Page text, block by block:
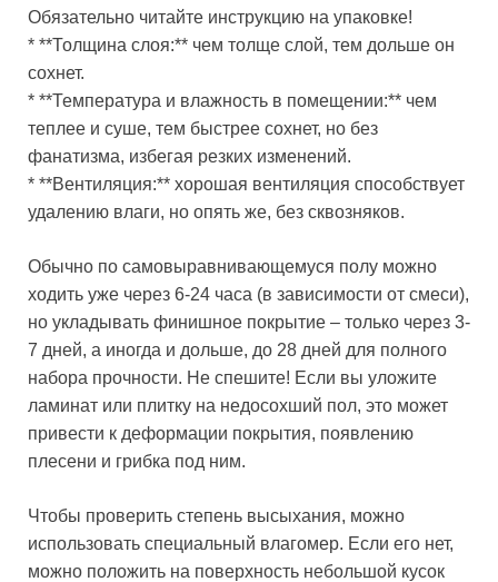
Обязательно читайте инструкцию на упаковке!
* **Толщина слоя:** чем толще слой, тем дольше он
сохнет.
* **Температура и влажность в помещении:** чем
теплее и суше, тем быстрее сохнет, но без
фанатизма, избегая резких изменений.
* **Вентиляция:** хорошая вентиляция способствует
удалению влаги, но опять же, без сквозняков.
Обычно по самовыравнивающемуся полу можно
ходить уже через 6-24 часа (в зависимости от смеси),
но укладывать финишное покрытие – только через 3-
7 дней, а иногда и дольше, до 28 дней для полного
набора прочности. Не спешите! Если вы уложите
ламинат или плитку на недосохший пол, это может
привести к деформации покрытия, появлению
плесени и грибка под ним.
Чтобы проверить степень высыхания, можно
использовать специальный влагомер. Если его нет,
можно положить на поверхность небольшой кусок